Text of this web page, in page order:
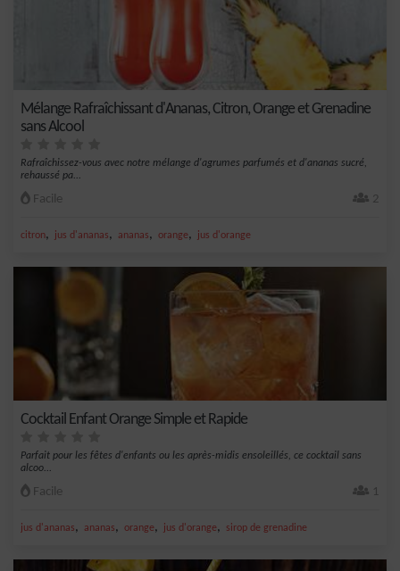
Mélange Rafraîchissant d'Ananas, Citron, Orange et Grenadine
sans Alcool
Rafraîchissez-vous avec notre mélange d'agrumes parfumés et d'ananas sucré,
rehaussé pa...
Facile 2
citron, jus d'ananas, ananas, orange, jus d'orange
Cocktail Enfant Orange Simple et Rapide
Parfait pour les fêtes d'enfants ou les après-midis ensoleillés, ce cocktail sans
alcoo...
Facile 1
jus d'ananas, ananas, orange, jus d'orange, sirop de grenadine